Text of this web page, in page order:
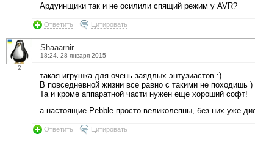
Ардуинщики так и не осилили спящий режим у AVR?
Ответить Цитировать
2
Shaaarnir
18:24, 28 января 2015
такая игрушка для очень заядлых энтузиастов :)
В повседневной жизни все равно с такими не походишь )
Та и кроме аппаратной части нужен еще хороший софт!
а настоящие Pebble просто великолепны, без них уже
Ответить Цитировать